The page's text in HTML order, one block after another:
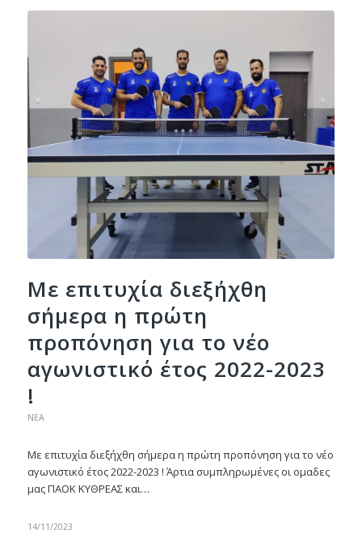
Με επιτυχία διεξήχθη
σήμερα η πρώτη
προπόνηση για το νέο
αγωνιστικό έτος 2022-2023
!
ΝΈΑ
Με επιτυχία διεξήχθη σήμερα η πρώτη προπόνηση για το νέο
αγωνιστικό έτος 2022-2023 ! Άρτια συμπληρωμένες οι ομαδες
μας ΠΑΟΚ ΚΥΘΡΕΑΣ και…
14/11/2023